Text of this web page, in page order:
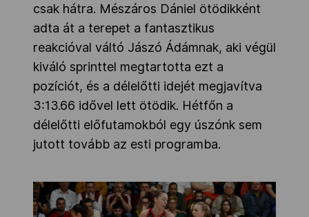
csak hátra. Mészáros Dániel ötödikként
adta át a terepet a fantasztikus
reakcióval váltó Jászó Ádámnak, aki végül
kiváló sprinttel megtartotta ezt a
pozíciót, és a délelőtti idejét megjavítva
3:13.66 idővel lett ötödik. Hétfőn a
délelőtti előfutamokból egy úszónk sem
jutott tovább az esti programba.